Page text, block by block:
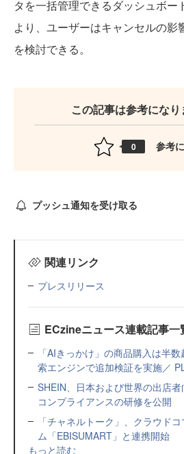
タを一括管理できるダッシュボー
より、ユーザーはキャンセルの影
を検討できる。
この記事は参考になり
0 参考
プッシュ通知を受け取る
関連リンク
プレスリリース
ECzineニュース連載記事一
「AIきっかけ」の商品購入は半
索エンジンで追加検証を実施／
SHEIN、日本および世界の出店
コンプライアンスの研修を公開
「チャネルトーク」、クラウド
ム「EBISUMART」と連携開始
もっと読む